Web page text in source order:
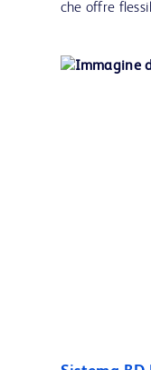
che offre